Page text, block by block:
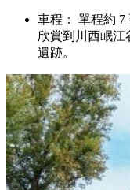
車程： 單程約 7
欣賞到川西岷江
遺跡。